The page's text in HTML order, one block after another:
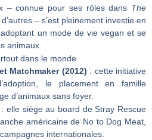
– connue pour ses rôles dans The
– s’est pleinement investie en
un mode de vie vegan et se
animaux.
dans le monde
Matchmaker (2012) : cette initiative
le placement en famille
d’animaux sans foyer.
: elle siège au board de Stray Rescue
américaine de No to Dog Meat,
internationales.